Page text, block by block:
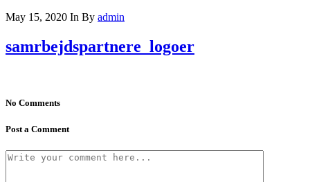
May 15, 2020 In By admin
samrbejdspartnere_logoer
No Comments
Post a Comment